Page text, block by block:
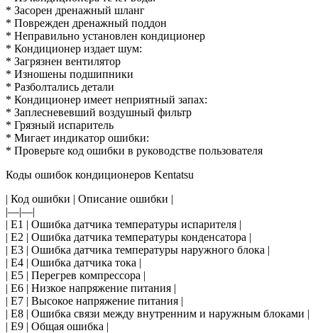
* Засорен дренажный шланг
* Поврежден дренажный поддон
* Неправильно установлен кондиционер
* Кондиционер издает шум:
* Загрязнен вентилятор
* Изношены подшипники
* Разболтались детали
* Кондиционер имеет неприятный запах:
* Заплесневевший воздушный фильтр
* Грязный испаритель
* Мигает индикатор ошибки:
* Проверьте код ошибки в руководстве пользователя
Коды ошибок кондиционеров Kentatsu
| Код ошибки | Описание ошибки |
|—|—|
| E1 | Ошибка датчика температуры испарителя |
| E2 | Ошибка датчика температуры конденсатора |
| E3 | Ошибка датчика температуры наружного блока |
| E4 | Ошибка датчика тока |
| E5 | Перегрев компрессора |
| E6 | Низкое напряжение питания |
| E7 | Высокое напряжение питания |
| E8 | Ошибка связи между внутренним и наружным блоками |
| E9 | Общая ошибка |